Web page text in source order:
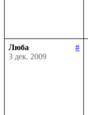
Люба
#
3 дек. 2009